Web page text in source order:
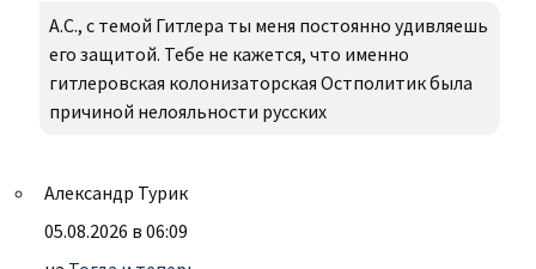
А.С., с темой Гитлера ты меня постоянно удивляешь
его защитой. Тебе не кажется, что именно
гитлеровская колонизаторская Остполитик была
причиной нелояльности русских
Александр Турик
05.08.2026 в 06:09